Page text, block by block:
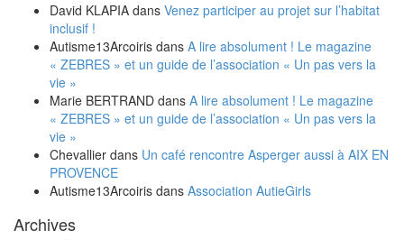
David KLAPIA dans Venez participer au projet sur l’habitat
inclusif !
Autisme13Arcoiris dans A lire absolument ! Le magazine
« ZEBRES » et un guide de l’association « Un pas vers la
vie »
Marie BERTRAND dans A lire absolument ! Le magazine
« ZEBRES » et un guide de l’association « Un pas vers la
vie »
Chevallier dans Un café rencontre Asperger aussi à AIX EN
PROVENCE
Autisme13Arcoiris dans Association AutieGirls
Archives